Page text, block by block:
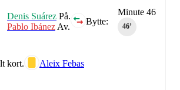
Minute 46
46‎’‎
Bytte:
Denis Suárez På.
Pablo Ibánez Av.
kort. Aleix Febas